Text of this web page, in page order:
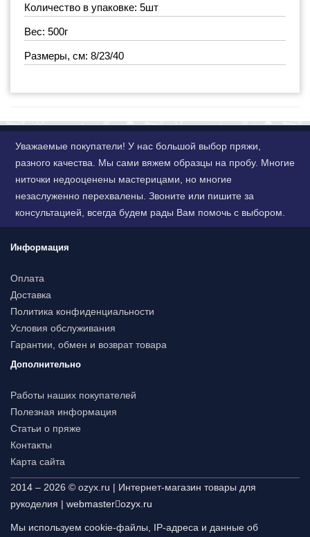
Количество в упаковке: 5шт
Вес: 500г
Размеры, см: 8/23/40
Уважаемые покупатели! У нас большой выбор пряжи,
разного качества. Мы сами вяжем образцы на пробу. Многие
ниточки недооценены мастерицами, но многие
незаслуженно перехвалены. Звоните или пишите за
консультацией, всегда будем рады Вам помочь с выбором.
Информация
Оплата
Доставка
Политика конфиденциальности
Условия обслуживания
Гарантии, обмен и возврат товара
Дополнительно
Работы наших покупателей
Полезная информация
Статьи о пряже
Контакты
Карта сайта
2014 – 2026 © ozyx.ru | Интернет-магазин товары для
рукоделия | webmaster ozyx.ru
Мы используем cookie-файлы, IP-адреса и данные об